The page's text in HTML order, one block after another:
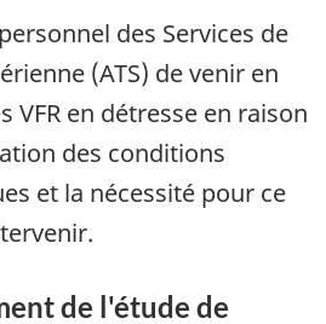
des Services de
(ATS) de venir en
VFR en détresse en raison
des conditions
et la nécessité pour ce
de l'étude de